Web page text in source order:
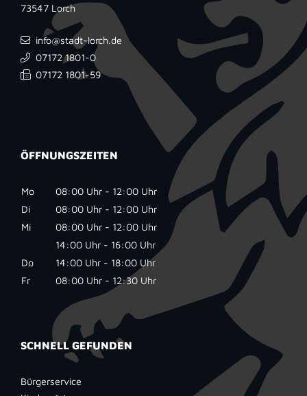
73547 Lorch
info@stadt-lorch.de
07172 1801-0
07172 1801-59
ÖFFNUNGSZEITEN
Mo
08:00 Uhr - 12:00 Uhr
Di
08:00 Uhr - 12:00 Uhr
Mi
08:00 Uhr - 12:00 Uhr
14:00 Uhr - 16:00 Uhr
Do
14:00 Uhr - 18:00 Uhr
Fr
08:00 Uhr - 12:30 Uhr
SCHNELL GEFUNDEN
Bürgerservice